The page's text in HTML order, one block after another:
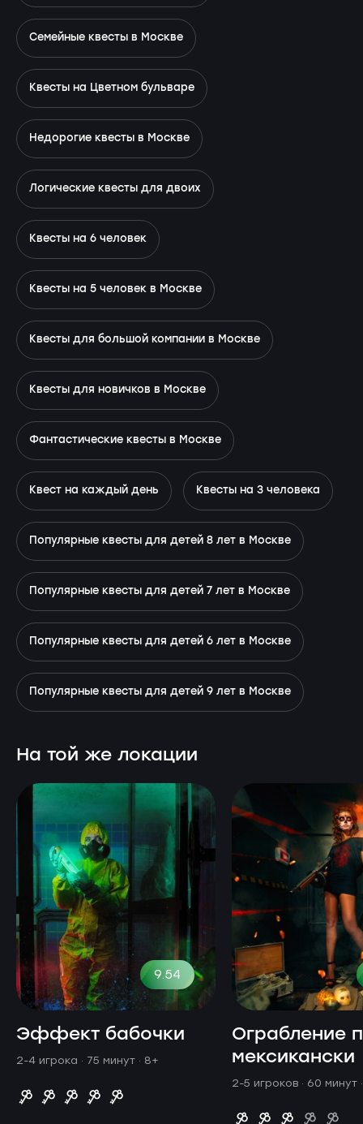
Семейные квесты в Москве
Квесты на Цветном бульваре
Недорогие квесты в Москве
Логические квесты для двоих
Квесты на 6 человек
Квесты на 5 человек в Москве
Квесты для большой компании в Москве
Квесты для новичков в Москве
Фантастические квесты в Москве
Квест на каждый день Квесты на 3 человека
Популярные квесты для детей 8 лет в Москве
Популярные квесты для детей 7 лет в Москве
Популярные квесты для детей 6 лет в Москве
Популярные квесты для детей 9 лет в Москве
На той же локации
9.54
Эффект бабочки
2-4 игрока · 75 минут · 8+
Ограбление
мексикански
2-5 игроков · 60 минут